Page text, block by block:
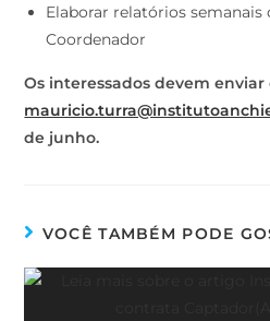
Elaborar relatórios semanais
Coordenador
Os interessados devem
de junho.
VOCÊ TAMBÉM PODE